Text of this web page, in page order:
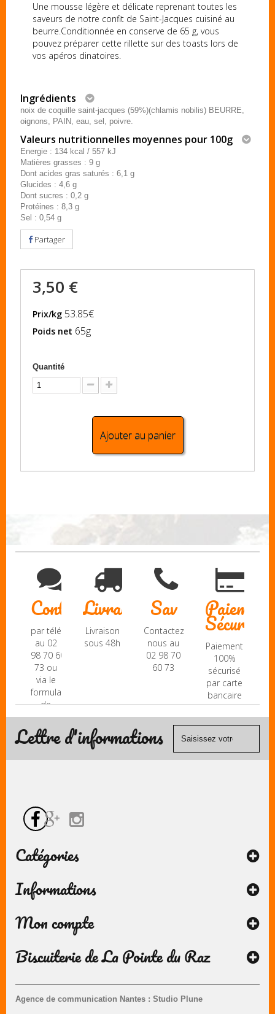
Une mousse légère et délicate reprenant toutes les
saveurs de notre confit de Saint-Jacques cuisiné au
beurre.Conditionnée en conserve de 65 g, vous
pouvez préparer cette rillette sur des toasts lors de
vos apéros dinatoires.
Ingrédients
noix de coquille saint-jacques (59%)(chlamis nobilis) BEURRE,
oignons, PAIN, eau, sel, poivre.
Valeurs nutritionnelles moyennes pour 100g
Energie : 134 kcal / 557 kJ
Matières grasses : 9 g
Dont acides gras saturés : 6,1 g
Glucides : 4,6 g
Dont sucres : 0,2 g
Protéines : 8,3 g
Sel : 0,54 g
Partager
3,50 €
Prix/kg 53.85€
Poids net 65g
Quantité
Ajouter au panier
Contact
par téléphone
au 02
98 70 60
73 ou
via le
formulaire
de
contact
Livraison
Livraison
sous 48h
Sav
Contactez-
nous au
02 98 70
60 73
Paiement
Sécurisé
Paiement
100%
sécurisé
par carte
bancaire
(Mastercard,
Visa, ...) et
Lettre d'informations
Catégories
Informations
Agence de communication Nantes : Studio Plune
Mon compte
Biscuiterie de La Pointe du Raz